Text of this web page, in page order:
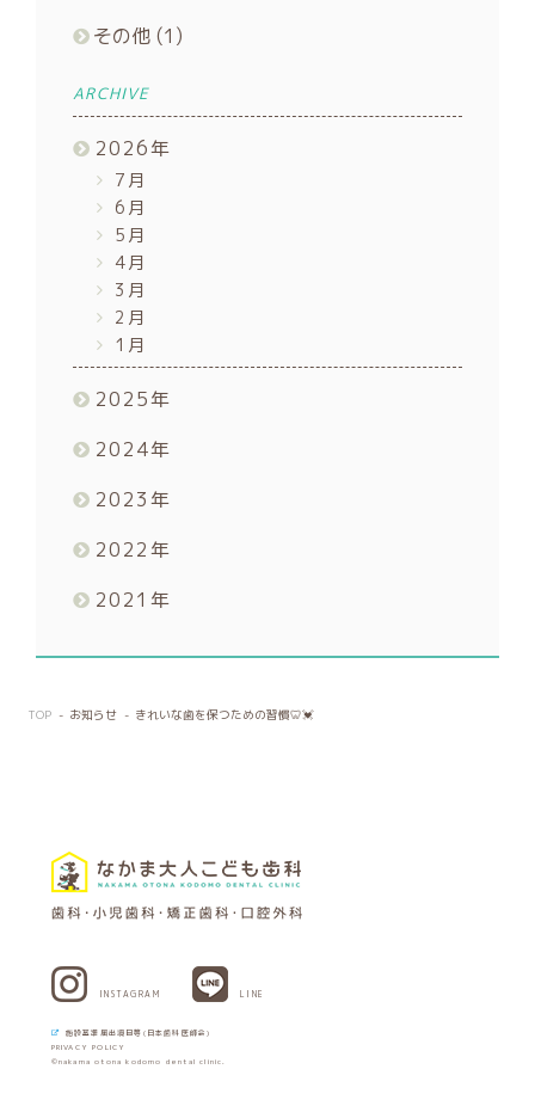
その他 (1)
ARCHIVE
2026年
7月
6月
5月
4月
3月
2月
1月
2025年
2024年
2023年
2022年
2021 年
TOP お知らせ きれいな歯を保つための習慣🦷💓
INSTAGRAM LINE
施設基準届出項目等(日本歯科医師会)
PRIVACY POLICY
©nakama otona kodomo dental clinic.